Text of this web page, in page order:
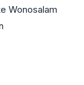
Wonosalam